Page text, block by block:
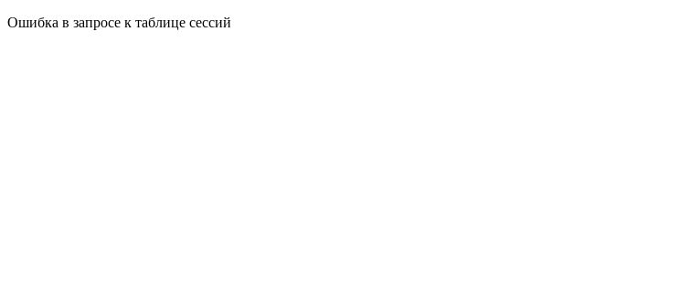
Ошибка в запросе к таблице сессий